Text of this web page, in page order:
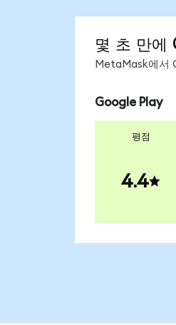
몇 초 만
MetaMask에서
Google Play
평점
4.4